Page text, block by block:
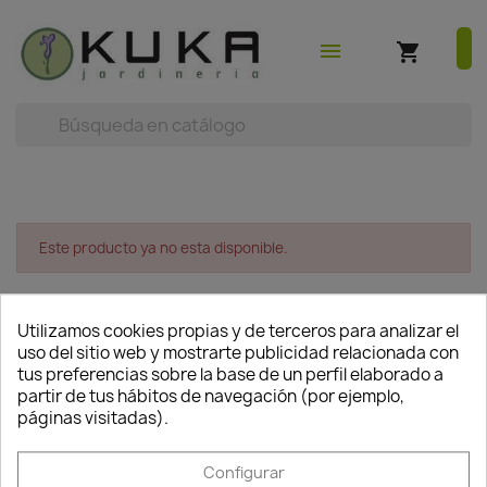
 (0)

menu
shopping_cart
Este producto ya no esta disponible.
No hay productos disponibles
¡Estate atento! Próximamente se añadirán más
productos.
search
Utilizamos cookies propias y de terceros para analizar el
uso del sitio web y mostrarte publicidad relacionada con
tus preferencias sobre la base de un perfil elaborado a
partir de tus hábitos de navegación (por ejemplo,
páginas visitadas).
Configurar